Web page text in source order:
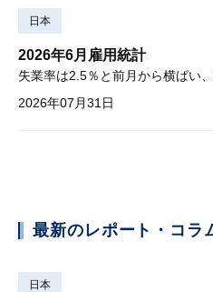
日本
2026年6月雇用統計
失業率は2.5％と前月から横ばい
2026年07月31日
最新のレポート・コラ
日本